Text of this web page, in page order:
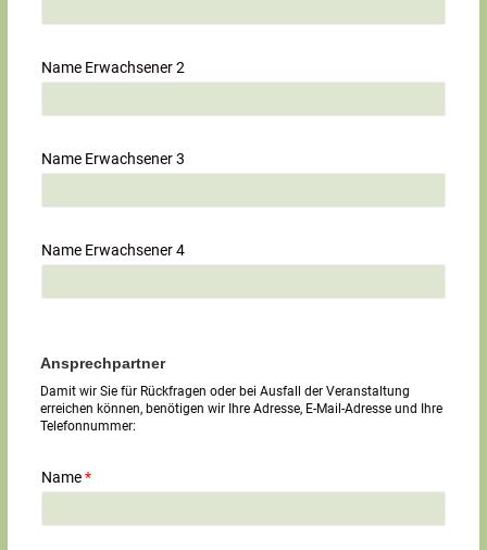
Name Erwachsener 2
Name Erwachsener 3
Name Erwachsener 4
Ansprechpartner
Damit wir Sie für Rückfragen oder bei Ausfall der Veranstaltung
erreichen können, benötigen wir Ihre Adresse, E-Mail-Adresse und Ihre
Telefonnummer:
Name*